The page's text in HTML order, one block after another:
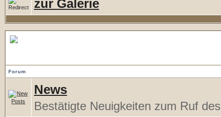
zur Galerie
Forum
News
Bestätigte Neuigkeiten zum Ruf